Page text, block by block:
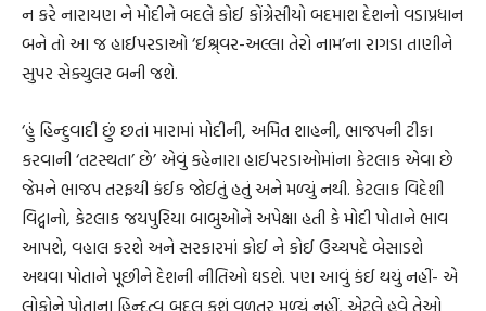
ન કરે નારાયણ ને મોદીને બદલે કોઈ કોંગ્રેસીયો બદમાશ દેશનો વડાપ્રધાન
બને તો આ જ હાઈપરડાઓ ‘ઈશ્ર્વર-અલ્લા તેરો નામ’ના રાગડા તાણીને
સુપર સેક્યુલર બની જશે.
‘હું હિન્દુવાદી છું છતાં મારામાં મોદીની, અમિત શાહની, ભાજપની ટીકા
કરવાની ‘તટસ્થતા’ છે’ એવું કહેનારા હાઈપરડાઓમાંના કેટલાક એવા છે
જેમને ભાજપ તરફથી કંઈક જોઈતું હતું અને મળ્યું નથી. કેટલાક વિદેશી
વિદ્વાનો, કેટલાક જયપુરિયા બાબુઓને અપેક્ષા હતી કે મોદી પોતાને ભાવ
આપશે, વહાલ કરશે અને સરકારમાં કોઈ ને કોઈ ઉચ્ચપદે બેસાડશે
અથવા પોતાને પૂછીને દેશની નીતિઓ ઘડશે. પણ આવું કંઈ થયું નહીં- એ
લોકોને પોતાના હિન્દુત્વ બદલ કશું વળતર મળ્યું નહીં, એટલે હવે તેઓ